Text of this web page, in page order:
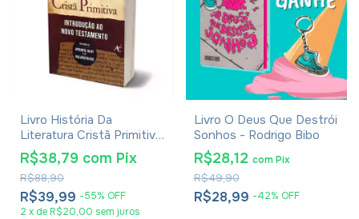
Livro História Da
Literatura Cristã Primitiva
- Introdução Ao Novo
Testamento Philipp
Vielhauer
R$39,99 -55% OFF
R$88,90
R$38,79 com Pix
2 x de R$20,00 sem juros
Livro O Deus Que Destrói
Sonhos - Rodrigo Bibo
R$28,99 -42% OFF
R$49,90
R$28,12 com Pix